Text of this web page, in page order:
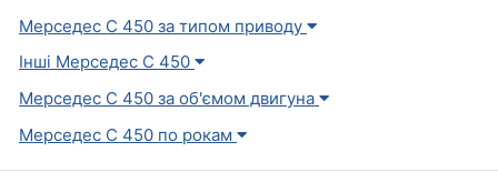
Мерседес С 450 за типом приводу
Інші Мерседес С 450
Мерседес С 450 за об'ємом двигуна
Мерседес С 450 по рокам